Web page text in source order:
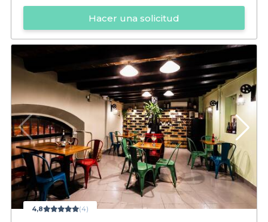
Hacer una solicitud
4,8 (4)